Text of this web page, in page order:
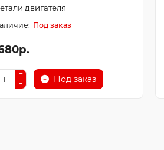
двигателя
Под заказ
Под заказ